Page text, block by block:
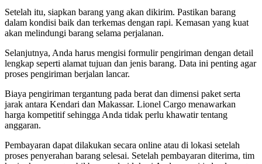
Setelah itu, siapkan barang yang akan dikirim. Pastikan barang
dalam kondisi baik dan terkemas dengan rapi. Kemasan yang kuat
akan melindungi barang selama perjalanan.
Selanjutnya, Anda harus mengisi formulir pengiriman dengan detail
lengkap seperti alamat tujuan dan jenis barang. Data ini penting agar
proses pengiriman berjalan lancar.
Biaya pengiriman tergantung pada berat dan dimensi paket serta
jarak antara Kendari dan Makassar. Lionel Cargo menawarkan
harga kompetitif sehingga Anda tidak perlu khawatir tentang
anggaran.
Pembayaran dapat dilakukan secara online atau di lokasi setelah
proses penyerahan barang selesai. Setelah pembayaran diterima, tim